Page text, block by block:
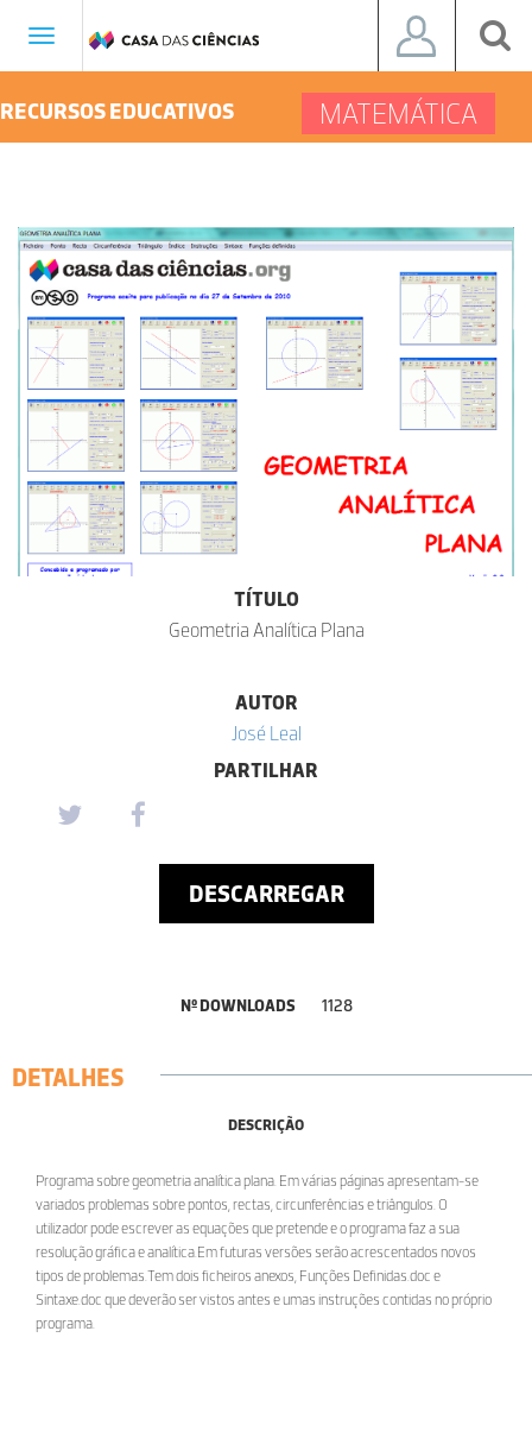
Toggle
RECURSOS EDUCATIVOS MATEMÁTICA
TÍTULO
Geometria Analítica Plana
AUTOR
José Leal
PARTILHAR
DESCARREGAR
Nº DOWNLOADS 1128
DETALHES
DESCRIÇÃO
Programa sobre geometria analítica plana. Em várias páginas apresentam-se
variados problemas sobre pontos, rectas, circunferências e triângulos. O
utilizador pode escrever as equações que pretende e o programa faz a sua
resolução gráfica e analítica.Em futuras versões serão acrescentados novos
tipos de problemas.Tem dois ficheiros anexos, Funções Definidas.doc e
Sintaxe.doc que deverão ser vistos antes e umas instruções contidas no próprio
programa.